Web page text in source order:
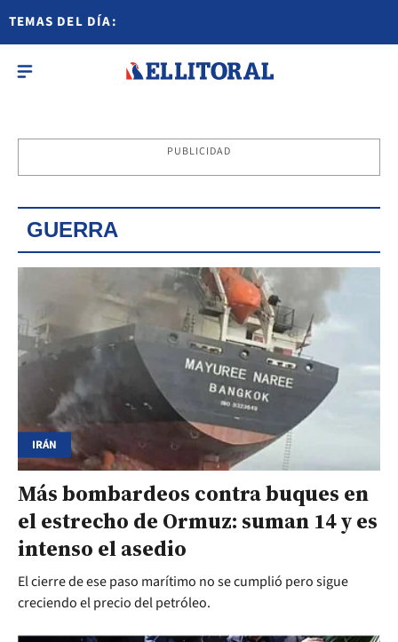
TEMAS DEL DÍA:
PUBLICIDAD
GUERRA
IRÁN
Más bombardeos contra buques en
el estrecho de Ormuz: suman 14 y es
intenso el asedio
El cierre de ese paso marítimo no se cumplió pero sigue
creciendo el precio del petróleo.